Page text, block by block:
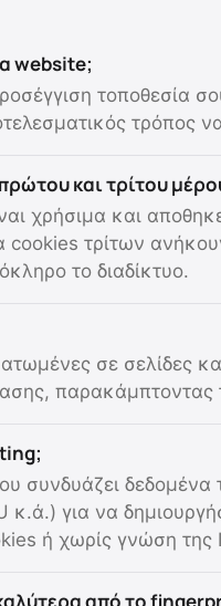
website;
τοποθεσία
τρόπος
και τρίτου
χρήσιμα και
τρίτων
το διαδίκτυο.
σε σελίδες
συνδυάζει
κ.ά.) για να
ή χωρίς γνώση της